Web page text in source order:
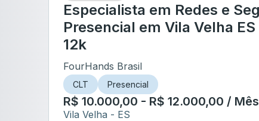
Especialista em Redes e
Presencial em Vila Velha
12k
FourHands Brasil
CLT Presencial
R$ 10.000,00 - R$ 12.000,00 / Mês
Vila Velha - ES